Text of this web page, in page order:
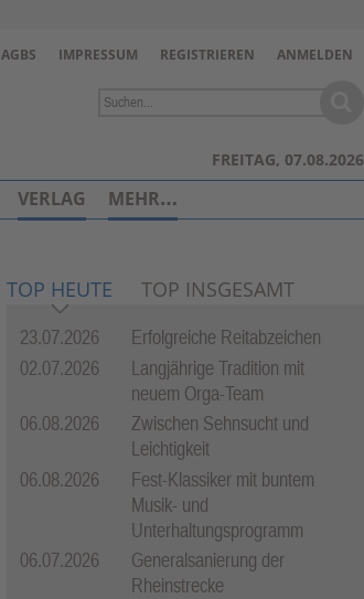
FREITAG, 07.08.2026
AGBS IMPRESSUM REGISTRIEREN ANMELDEN
TOP HEUTE TOP INSGESAMT
23.07.2026
Erfolgreiche Reitabzeichen
02.07.2026
Langjährige Tradition mit
neuem Orga-Team
06.08.2026
Zwischen Sehnsucht und
Leichtigkeit
06.08.2026
Fest-Klassiker mit buntem
Musik- und
Unterhaltungsprogramm
06.07.2026
Generalsanierung der
Rheinstrecke
VERLAG MEHR…